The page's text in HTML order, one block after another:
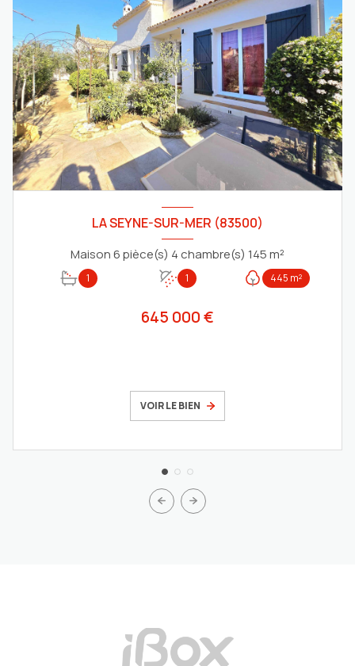
LA SEYNE-SUR-MER (83500)
Maison 6 pièce(s) 4 chambre(s) 145 m²
1 1 445 m²
645 000 €
VOIR LE BIEN